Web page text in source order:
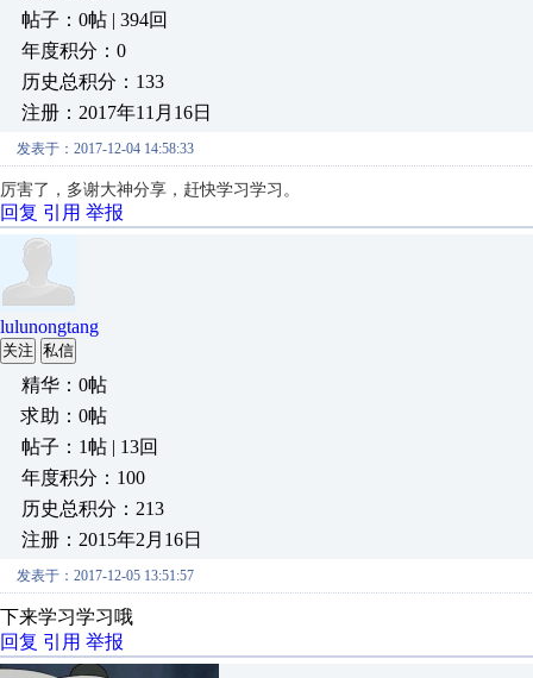
帖子：0帖 | 394回
年度积分：0
历史总积分：133
注册：2017年11月16日
发表于：2017-12-04 14:58:33
厉害了，多谢大神分享，赶快学习学习。
回复 引用 举报
lulunongtang
关注 私信
精华：0帖
求助：0帖
帖子：1帖 | 13回
年度积分：100
历史总积分：213
注册：2015年2月16日
发表于：2017-12-05 13:51:57
下来学习学习哦
回复 引用 举报